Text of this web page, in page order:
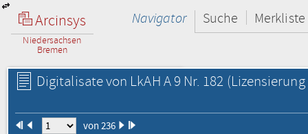
Arcinsys
Niedersachsen
Bremen
Navigator Suche Merkliste
Digitalisate von LkAH A 9 Nr. 182
von 236